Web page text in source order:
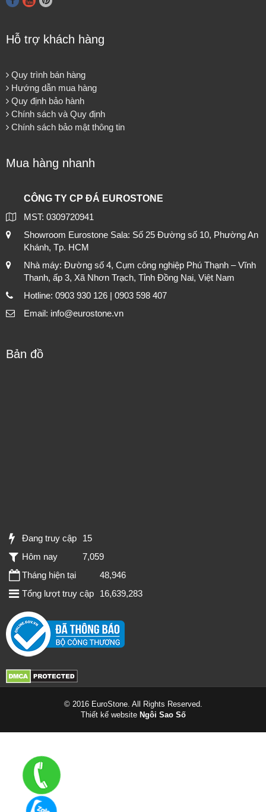
Hỗ trợ khách hàng
Quy trình bán hàng
Hướng dẫn mua hàng
Quy định bảo hành
Chính sách và Quy định
Chính sách bảo mật thông tin
Mua hàng nhanh
CÔNG TY CP ĐÁ EUROSTONE
MST: 0309720941
Showroom Eurostone Sala: Số 25 Đường số 10, Phường An
Khánh, Tp. HCM
Nhà máy: Đường số 4, Cụm công nghiệp Phú Thạnh – Vĩnh
Thanh, ấp 3, Xã Nhơn Trạch, Tỉnh Đồng Nai, Việt Nam
Hotline: 0903 930 126 | 0903 598 407
Email: info@eurostone.vn
Bản đồ
Đang truy cập
15
Hôm nay
7,059
Tháng hiện tại
48,946
Tổng lượt truy cập
16,639,283
© 2016 EuroStone. All Rights Reserved.
Thiết kế website Ngôi Sao Số